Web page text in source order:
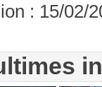
: 15/02/